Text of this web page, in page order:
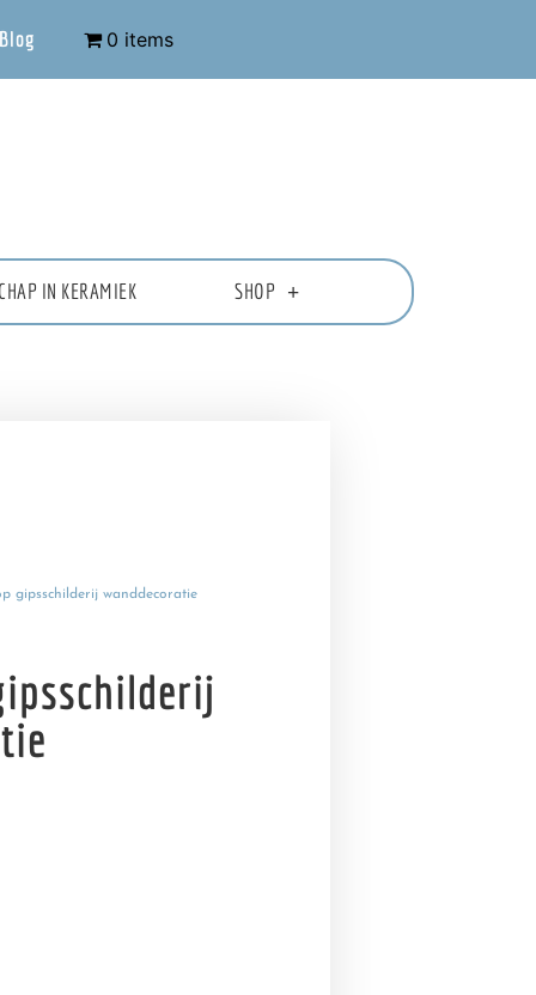
0 items
IN KERAMIEK SHOP
gipsschilderij wanddecoratie